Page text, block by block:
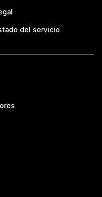
del servicio